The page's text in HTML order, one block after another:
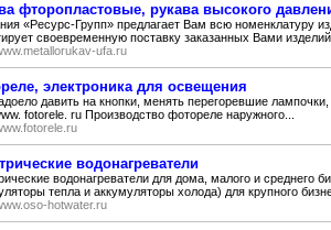
фторопластовые, рукава высокого
«Ресурс-Групп» предлагает Вам всю номенклатуру
своевременную поставку заказанных Вами
ufa.ru
электроника для освещения
давить на кнопки, менять перегоревшие
fotorele. ru Производство фотореле наружного...
водонагреватели
водонагреватели для дома, малого и среднего
тепла и аккумуляторы холода) для крупного
hotwater.ru